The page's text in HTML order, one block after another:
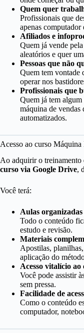
Quem quer
Profissionais que
apenas
Afiliados e
Quem já vende
aleatórios e quer
Pessoas que não
Quem tem vontade
operar nos
Profissionais que
Quem já tem algum
máquina de vendas
automatizados.
Acesso ao curso
Ao adquirir o treinamento
curso via Google Drive,
Você terá:
Aulas
Todo o conteúdo
estudo e revisão.
Materiais
Apostilas,
aplicação do
Acesso vitalício ao
Você pode assistir
sem pressa.
Facilidade de
Como o conteúdo
computador,